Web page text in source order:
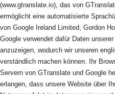
(www.gtranslate.io), das von
ermöglicht eine automatisierte
von Google Ireland Limited, Gordon
Google verwendet dafür Daten
anzuzeigen, wodurch wir unseren
verständlich machen können. Ihr
Servern von GTranslate und Google
erlangen, dass unsere Website über